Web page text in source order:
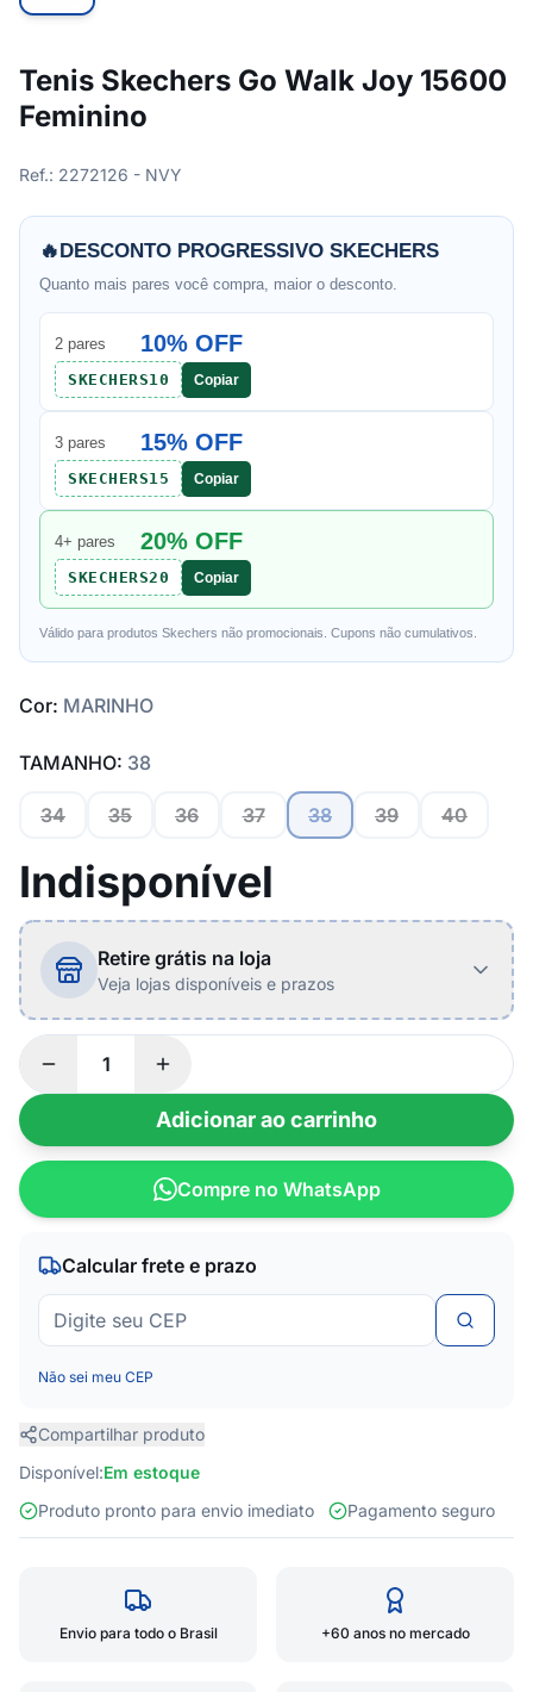
Tenis Skechers Go Walk Joy 15600
Feminino
Ref.: 2272126 - NVY
🔥DESCONTO PROGRESSIVO SKECHERS
Quanto mais pares você compra, maior o desconto.
2 pares 10% OFF
SKECHERS10 Copiar
3 pares 15% OFF
SKECHERS15 Copiar
4+ pares 20% OFF
SKECHERS20 Copiar
Válido para produtos Skechers não promocionais. Cupons não cumulativos.
Cor: MARINHO
TAMANHO: 38
34 35 36 37 38 39 40
Indisponível
Retire grátis na loja
Veja lojas disponíveis e prazos
Adicionar ao carrinho
Compre no WhatsApp
Calcular frete e prazo
Não sei meu CEP
Compartilhar produto
Disponível:Em estoque
Produto pronto para envio imediato
Pagamento seguro
Envio para todo o Brasil +60 anos no mercado